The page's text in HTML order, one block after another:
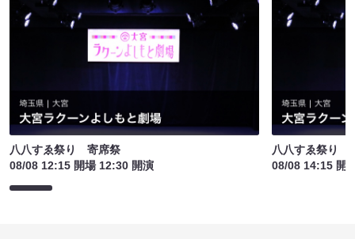
八八すゑ祭り 寄席祭
08/08 12:15 開場 12:30 開演
八八すゑ祭り
08/08 14:15 開